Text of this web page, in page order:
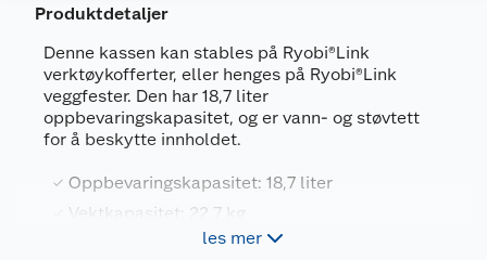
Produktdetaljer
Denne kassen kan stables på Ryobi®Link
verktøykofferter, eller henges på Ryobi®Link
veggfester. Den har 18,7 liter
oppbevaringskapasitet, og er vann- og støvtett
for å beskytte innholdet.
Oppbevaringskapasitet: 18,7 liter
Vektkapasitet: 22,7 kg
Slagfast materiale - tåler støt, vann- og
les mer
Generelt
Artikkelnummer
Leverandørens artikkelnummer